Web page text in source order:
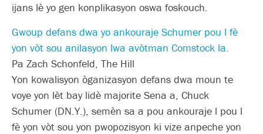
ijans lè yo gen konplikasyon oswa foskouch.
Gwoup defans dwa yo ankouraje Schumer pou l fè
yon vòt sou anilasyon lwa avòtman Comstock la.
Pa Zach Schonfeld, The Hill
Yon kowalisyon òganizasyon defans dwa moun te
voye yon lèt bay lidè majorite Sena a, Chuck
Schumer (DN.Y.), semèn sa a pou ankouraje l pou l
fè yon vòt sou yon pwopozisyon ki vize anpeche yon